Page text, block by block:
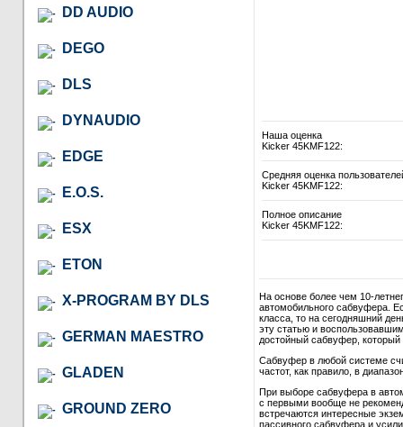
DD AUDIO
DEGO
DLS
DYNAUDIO
EDGE
E.O.S.
ESX
ETON
X-PROGRAM BY DLS
GERMAN MAESTRO
GLADEN
GROUND ZERO
Наша оценка
Kicker 45KMF122:
Средняя оценка
Kicker 45KMF122:
Полное описание
Kicker 45KMF122:
На основе более чем 10-
автомобильного сабвуфера.
класса, то на сегодняшний
эту статью и
достойный сабвуфер, который
Сабвуфер в любой системе
частот, как правило, в
При выборе сабвуфера в
с первыми вообще не
встречаются интересные
пассивного сабвуфера и